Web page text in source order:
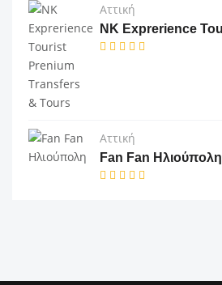
Αττική
Αττική
Fan Fan Ηλιούπολη